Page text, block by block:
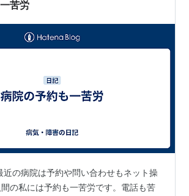
苦労
近の病院は予約や問い合わせもネット操
の私には予約も一苦労です。電話も苦